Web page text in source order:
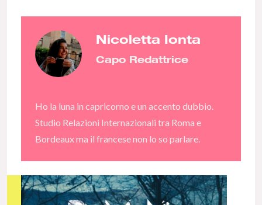
Nicoletta Ionta
Capo Redattrice
Ho la luna in capricorno e un accento dubbio.
Studio Relazioni Internazionali tra Roma e
Bordeaux ma il francese non lo so parlare.